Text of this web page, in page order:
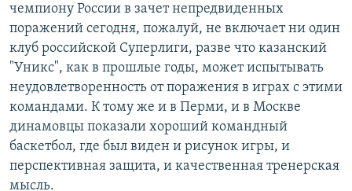
чемпиону России в зачет непредвиденных
поражений сегодня, пожалуй, не включает ни один
клуб российской Суперлиги, разве что казанский
"Уникс", как в прошлые годы, может испытывать
неудовлетворенность от поражения в играх с этими
командами. К тому же и в Перми, и в Москве
динамовцы показали хороший командный
баскетбол, где был виден и рисунок игры, и
перспективная защита, и качественная тренерская
мысль.